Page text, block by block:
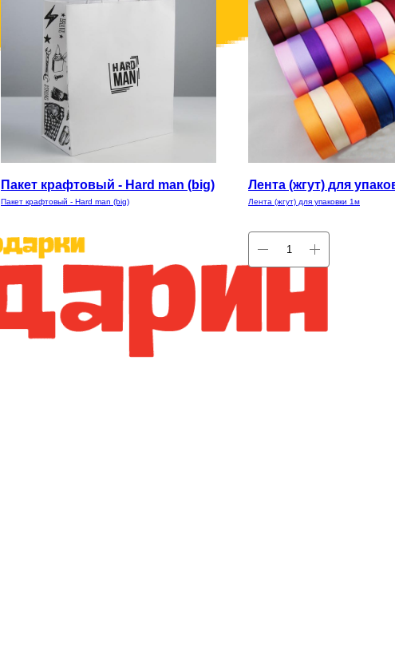
Пакет крафтовый - Hard man (big)
Пакет крафтовый - Hard man (big)
Лента (жгут) для
Лента (жгут) для упаковки 1м